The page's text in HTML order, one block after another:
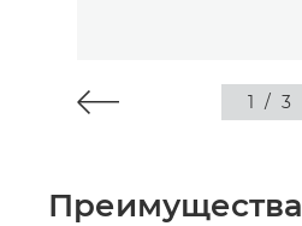
1 / 3
Преимущества